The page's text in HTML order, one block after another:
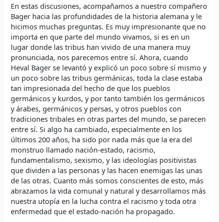
En estas discusiones, acompañamos a nuestro compañero
Bager hacia las profundidades de la historia alemana y le
hicimos muchas preguntas. Es muy impresionante que no
importa en que parte del mundo vivamos, si es en un
lugar donde las tribus han vivido de una manera muy
pronunciada, nos parecemos entre sí. Ahora, cuando
Heval Bager se levantó y explicó un poco sobre sí mismo y
un poco sobre las tribus germánicas, toda la clase estaba
tan impresionada del hecho de que los pueblos
germánicos y kurdos, y por tanto también los germánicos
y árabes, germánicos y persas, y otros pueblos con
tradiciones tribales en otras partes del mundo, se parecen
entre sí. Si algo ha cambiado, especialmente en los
últimos 200 años, ha sido por nada más que la era del
monstruo llamado nación-estado, racismo,
fundamentalismo, sexismo, y las ideologías positivistas
que dividen a las personas y las hacen enemigas las unas
de las otras. Cuanto más somos conscientes de esto, más
abrazamos la vida comunal y natural y desarrollamos más
nuestra utopía en la lucha contra el racismo y toda otra
enfermedad que el estado-nación ha propagado.